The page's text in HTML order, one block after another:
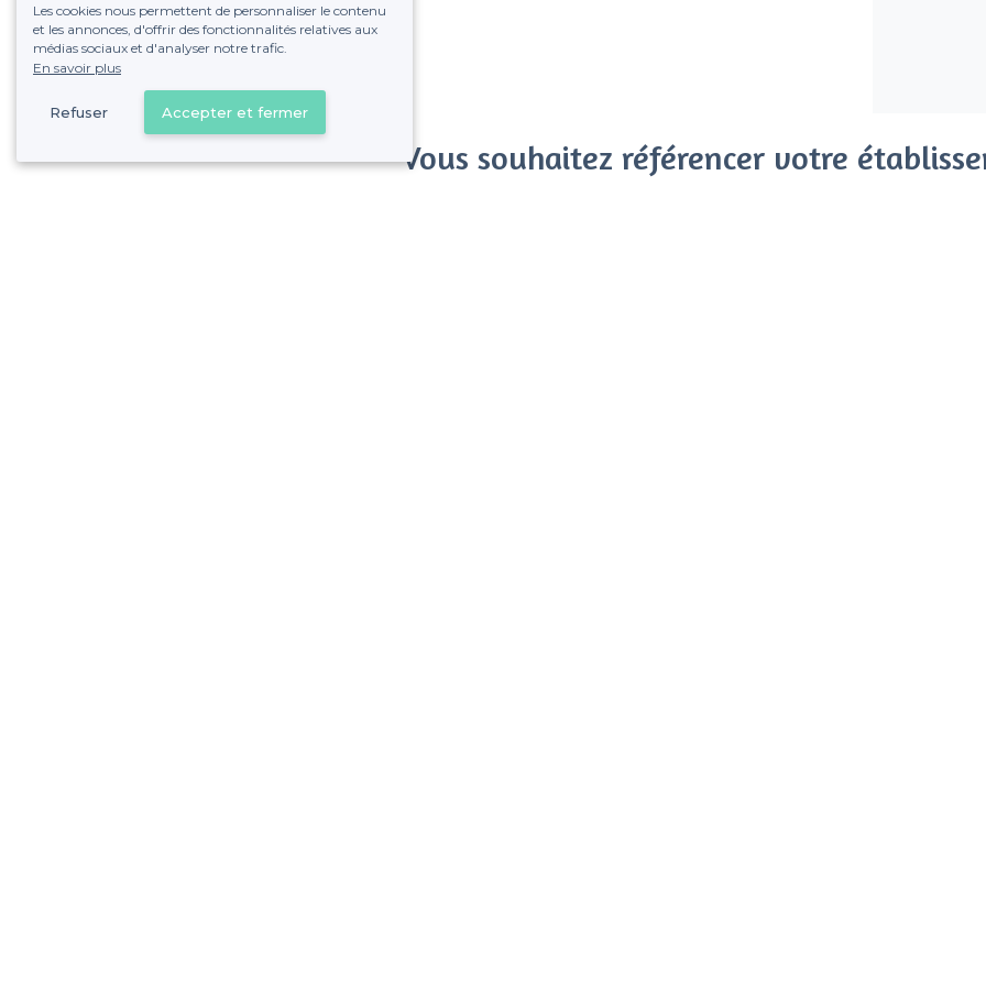
Vous souhaitez référencer votre
Les cookies nous permettent de personnaliser le contenu
et les annonces, d'offrir des fonctionnalités relatives aux
médias sociaux et d'analyser notre trafic.
En savoir plus
Refuser Accepter et fermer